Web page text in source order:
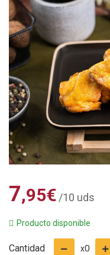
7,95€ /10 uds
Producto disponible
Cantidad x0